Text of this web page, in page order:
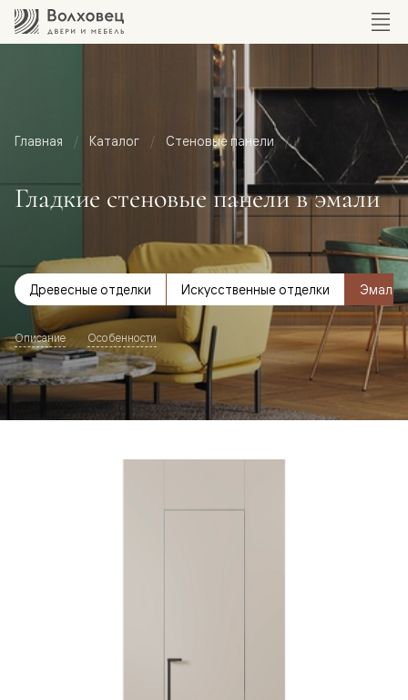
Главная Каталог Стеновые панели
Гладкие стеновые панели в эмали
Древесные отделки Искусственные отделки Эмаль
Описание Особенности